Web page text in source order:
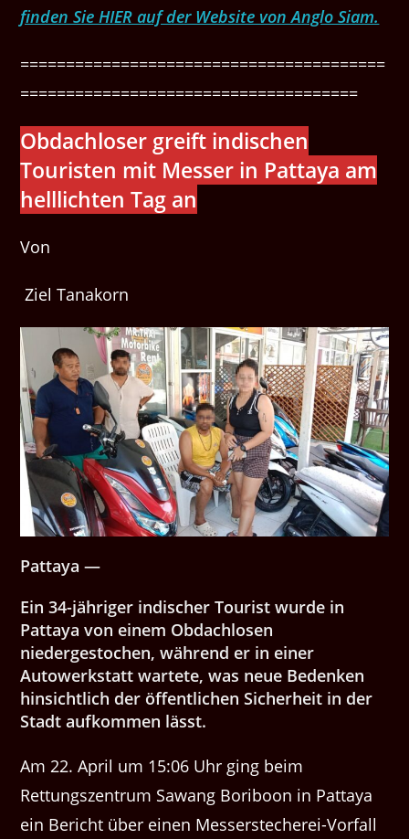
finden Sie HIER auf der Website von Anglo Siam.
========================================
=====================================
Obdachloser greift indischen
Touristen mit Messer in Pattaya am
helllichten Tag an
Von
Ziel Tanakorn
Pattaya —
Ein 34-jähriger indischer Tourist wurde in
Pattaya von einem Obdachlosen
niedergestochen, während er in einer
Autowerkstatt wartete, was neue Bedenken
hinsichtlich der öffentlichen Sicherheit in der
Stadt aufkommen lässt.
Am 22. April um 15:06 Uhr ging beim
Rettungszentrum Sawang Boriboon in Pattaya
ein Bericht über einen Messerstecherei-Vorfall